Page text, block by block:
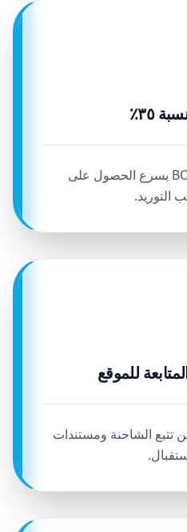
٣٥٪
توليد فوري لجدول الـ BOQs يسرع الحصول على
التوريد.
للموقع
تتبع الشاحنة ومستندات